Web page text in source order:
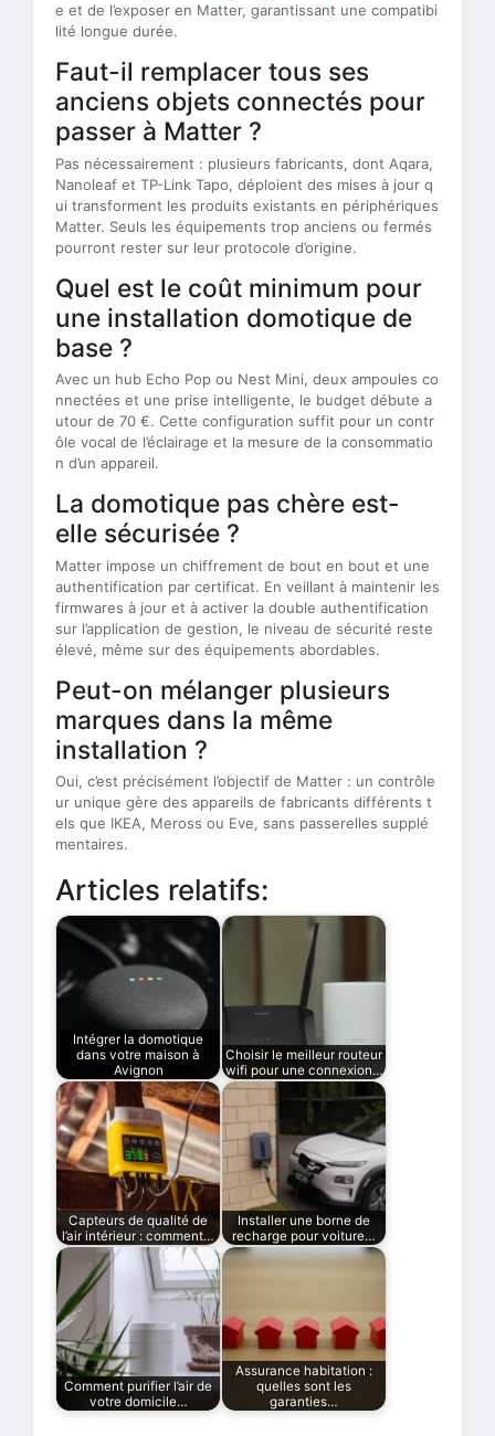
e et de l’exposer en Matter, garantissant une compatibi
lité longue durée.
Faut-il remplacer tous ses
anciens objets connectés pour
passer à Matter ?
Pas nécessairement : plusieurs fabricants, dont Aqara,
Nanoleaf et TP-Link Tapo, déploient des mises à jour q
ui transforment les produits existants en périphériques
Matter. Seuls les équipements trop anciens ou fermés
pourront rester sur leur protocole d’origine.
Quel est le coût minimum pour
une installation domotique de
base ?
Avec un hub Echo Pop ou Nest Mini, deux ampoules co
nnectées et une prise intelligente, le budget débute a
utour de 70 €. Cette configuration suffit pour un contr
ôle vocal de l’éclairage et la mesure de la consommatio
n d’un appareil.
La domotique pas chère est-
elle sécurisée ?
Matter impose un chiffrement de bout en bout et une
authentification par certificat. En veillant à maintenir les
firmwares à jour et à activer la double authentification
sur l’application de gestion, le niveau de sécurité reste
élevé, même sur des équipements abordables.
Peut-on mélanger plusieurs
marques dans la même
installation ?
Oui, c’est précisément l’objectif de Matter : un contrôle
ur unique gère des appareils de fabricants différents t
els que IKEA, Meross ou Eve, sans passerelles supplé
mentaires.
Articles relatifs:
Intégrer la domotique
dans votre maison à
Avignon
Choisir le meilleur routeur
wifi pour une connexion…
Capteurs de qualité de
l’air intérieur : comment…
Installer une borne de
recharge pour voiture…
Comment purifier l’air de
votre domicile…
Assurance habitation :
quelles sont les
garanties…